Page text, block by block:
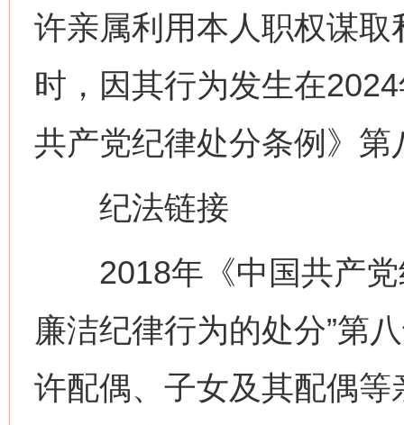
许亲属利用本人职权谋
时，因其行为发生在
共产党纪律处分条例》
纪法链接
2018年《中国共产党
廉洁纪律行为的处分”第
许配偶、子女及其配偶